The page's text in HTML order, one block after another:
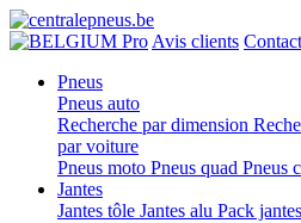
Pro Avis clients Contact
Pneus
Pneus auto
Recherche par dimension
par voiture
Pneus moto Pneus quad Pneus
Jantes
Jantes tôle Jantes alu Pack